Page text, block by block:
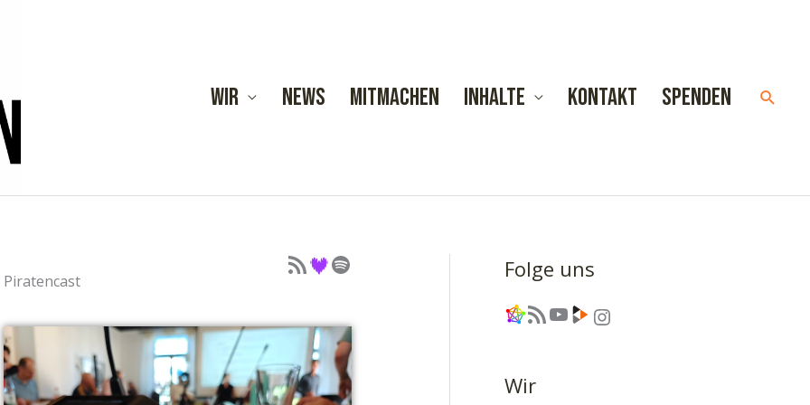
Wir News Mitmachen Inhalte Kontakt Spenden
Piratencast
Podcast als Feed Podcast auf Deezer Podcast auf Spotify Folge uns
Link RSS-Feed YouTube Link Instagram
Wir